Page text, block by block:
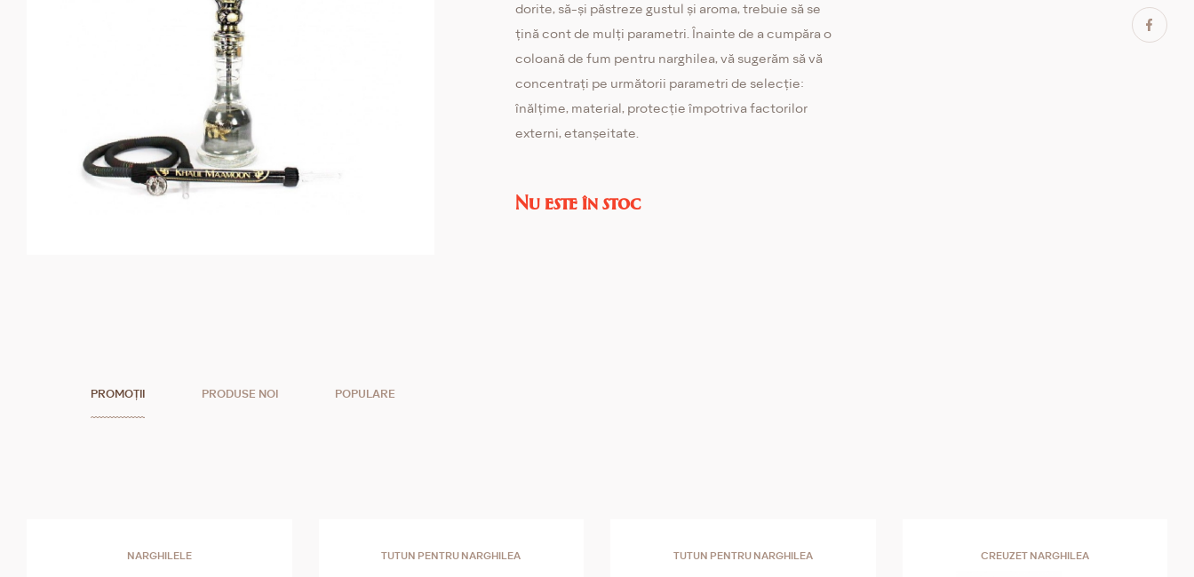
dorite, să-și păstreze gustul și aroma, trebuie să se
țină cont de mulți parametri. Înainte de a cumpăra o
coloană de fum pentru narghilea, vă sugerăm să vă
concentrați pe următorii parametri de selecție:
înălțime, material, protecție împotriva factorilor
externi, etanșeitate.
Nu este în stoc
PROMOȚII PRODUSE NOI POPULARE
NARGHILELE TUTUN PENTRU NARGHILEA TUTUN PENTRU NARGHILEA CREUZET NARGHILEA